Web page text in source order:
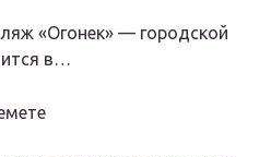
«Огонек» — городской
в…